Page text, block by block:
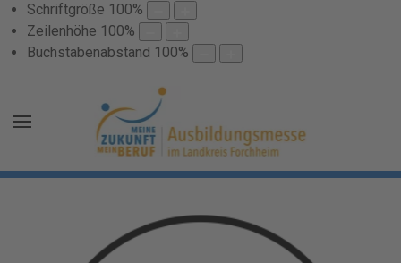
Schriftgröße 100%
Zeilenhöhe 100%
Buchstabenabstand 100%